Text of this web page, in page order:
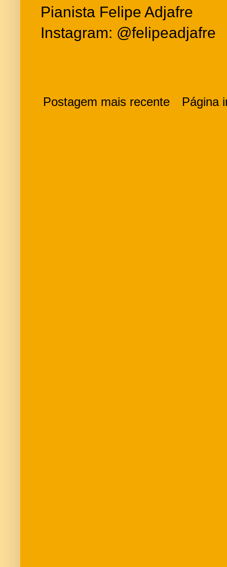
Pianista Felipe Adjafre
Instagram: @felipeadjafre
Postagem mais recente Página